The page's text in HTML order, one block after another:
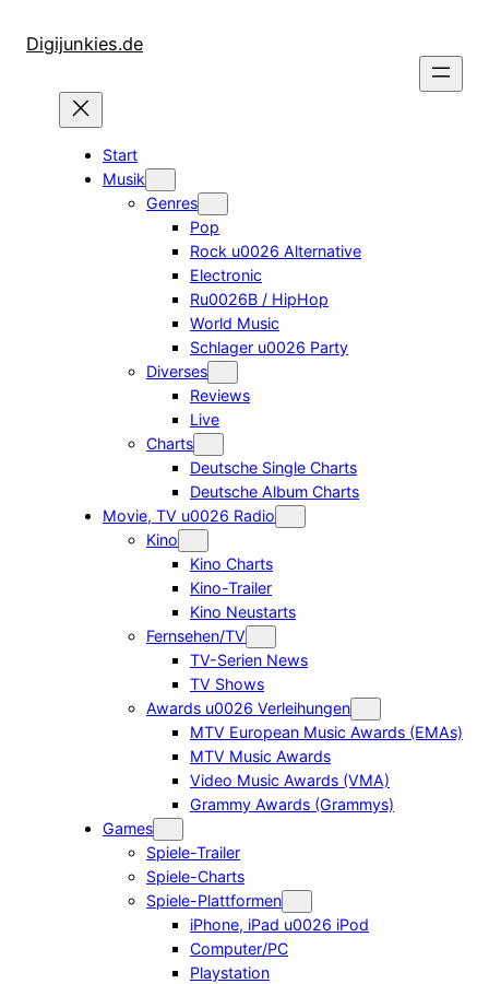
InhaltDigijunkies.de
Start
Musik
Genres
Pop
Rock u0026 Alternative
Electronic
Ru0026B / HipHop
World Music
Schlager u0026 Party
Diverses
Reviews
Live
Charts
Deutsche Single Charts
Deutsche Album Charts
Movie, TV u0026 Radio
Kino
Kino Charts
Kino-Trailer
Kino Neustarts
Fernsehen/TV
TV-Serien News
TV Shows
Awards u0026 Verleihungen
MTV European Music Awards (EMAs)
MTV Music Awards
Video Music Awards (VMA)
Grammy Awards (Grammys)
Games
Spiele-Trailer
Spiele-Charts
Spiele-Plattformen
iPhone, iPad u0026 iPod
Computer/PC
Playstation